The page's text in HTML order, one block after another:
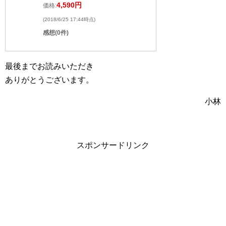
価格:4,590円
(2018/6/25 17:44時点)
感想(0件)
最後までお読みいただき
ありがとうございます。
小林
スポンサードリンク